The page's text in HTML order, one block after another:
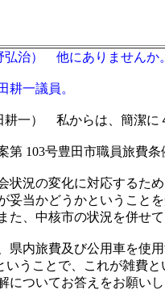
弘治） 他にありませんか。
一議員。
耕一） 私からは、簡潔に
第 103号豊田市職員旅費
状況の変化に対応するた
妥当かどうかということ
た、中核市の状況を併せ
内旅費及び公用車を使用
いうことで、これが雑費
についてお答えをお願いし